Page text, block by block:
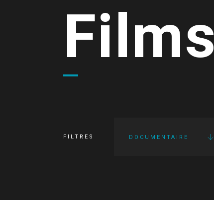
Films
FILTRES DOCUMENTAIRE